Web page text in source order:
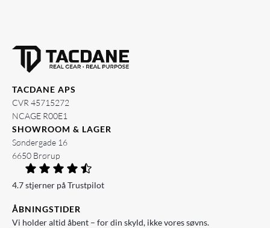
TACDANE APS
CVR 45715272
NCAGE R00E1
SHOWROOM & LAGER
Søndergade 16
6650 Brørup
4.7 stjerner på Trustpilot
ÅBNINGSTIDER
Vi holder altid åbent – for din skyld, ikke vores søvns.